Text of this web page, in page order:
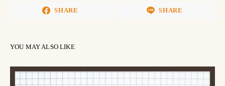
SHARE SHARE
YOU MAY ALSO LIKE